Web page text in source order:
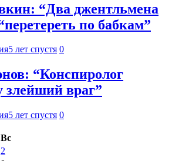
“Два джентльмена
по бабкам”
5 лет спустя 0
“Конспиролог
злейший враг”
5 лет спустя 0
Вс
2